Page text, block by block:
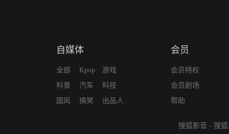
自媒体
全部
科普
国风
Kpop
汽车
搞笑
游戏
科技
出品人
会员
会员特权
会员剧场
帮助
搜狐影音 - 搜